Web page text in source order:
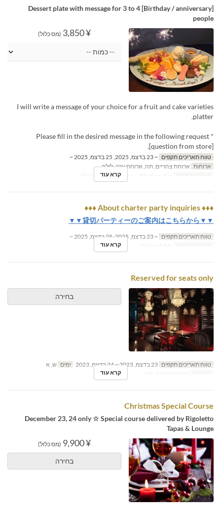
[Birthday / anniversary] Dessert plate with message for 3 to 4
people
¥ 3,850 (מס כלול)
I will write a message of your choice for a fruit and cake varieties
platter.
* Please fill in the desired message in the following request
[question from store].
טווח תאריכים תקפים ~ 23 בדצמ, 2025, 25 בדצמ, 2025 ~
ארוחות ארוחת צהריים, תה, ארוחת ערב, לילה
קטגוריית מקום
קרא עוד
♦♦♦ About charter party inquiries ♦♦♦
▼▼貸切パーティーのご案内はこちらから▼▼
טווח תאריכים תקפים ~ 23 בדצמ, 2025, 25 בדצמ, 2025 ~
קטגוריית מקום
קרא עוד
Reserved for seats only
בחירה
טווח תאריכים תקפים ימים ש, א
ארוחות ארוחת צהריים, תה קרא עוד
Christmas Special Course
December 23, 24 only ☆ Special course delivered by Rigoletto
Tapas & Lounge
¥ 9,900 (מס כלול)
בחירה